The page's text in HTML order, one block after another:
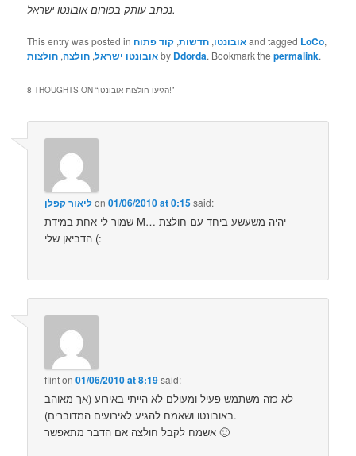
נכתב עותק בפורום אובונטו ישראל.
This entry was posted in אובונטו, חדשות, קוד פתוח and tagged LoCo,
אובונטו ישראל, חולצה, חולצות by Ddorda. Bookmark thepermalink.
8 THOUGHTS ON “ הגיעו חולצות אובונטו!”
ליאור קפלןon01/06/2010 at 0:15said:
שמור לי אחת במידת M… יהיה משעשע ביחד עם חולצת
הדביאן שלי (:
flinton01/06/2010 at 8:19said:
לא כזה משתמש פעיל ומעולם לא הייתי באירוע (אך מאוהב
באובונטו ושאמח להגיע לאירועים המדוברים).
אשמח לקבל חולצה אם הדבר מתאפשר 🙂